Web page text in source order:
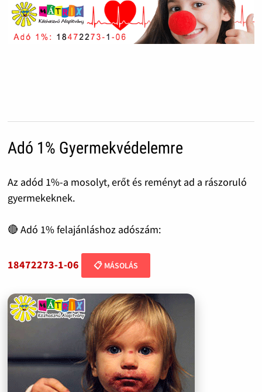
Adó 1% Gyermekvédelemre
Az adód 1%-a mosolyt, erőt és reményt ad a rászoruló
gyermekeknek.
🔴 Adó 1% felajánláshoz adószám:
18472273-1-06 📋 MÁSOLÁS